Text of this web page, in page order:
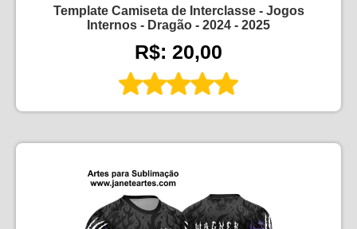
Template Camiseta de Interclasse - Jogos
Internos - Dragão - 2024 - 2025
R$: 20,00